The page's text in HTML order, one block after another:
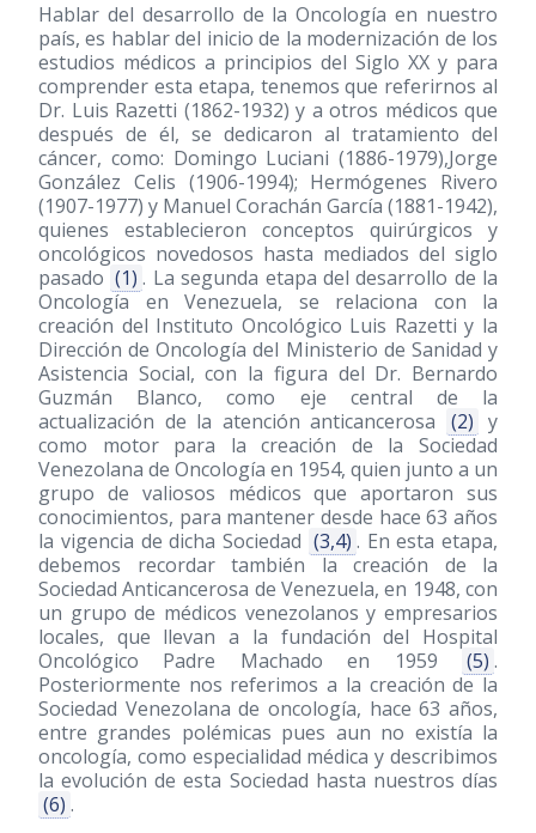
Hablar del desarrollo de la Oncología en nuestro
país, es hablar del inicio de la modernización de los
estudios médicos a principios del Siglo XX y para
comprender esta etapa, tenemos que referirnos al
Dr. Luis Razetti (1862-1932) y a otros médicos que
después de él, se dedicaron al tratamiento del
cáncer, como: Domingo Luciani (1886-1979),Jorge
González Celis (1906-1994); Hermógenes Rivero
(1907-1977) y Manuel Corachán García (1881-1942),
quienes establecieron conceptos quirúrgicos y
oncológicos novedosos hasta mediados del siglo
pasado (1) . La segunda etapa del desarrollo de la
Oncología en Venezuela, se relaciona con la
creación del Instituto Oncológico Luis Razetti y la
Dirección de Oncología del Ministerio de Sanidad y
Asistencia Social, con la figura del Dr. Bernardo
Guzmán Blanco, como eje central de la
actualización de la atención anticancerosa
(2) y
como motor para la creación de la Sociedad
Venezolana de Oncología en 1954, quien junto a un
grupo de valiosos médicos que aportaron sus
conocimientos, para mantener desde hace 63 años
la vigencia de dicha Sociedad (3,4) . En esta etapa,
debemos recordar también la creación de la
Sociedad Anticancerosa de Venezuela, en 1948, con
un grupo de médicos venezolanos y empresarios
locales, que llevan a la fundación del Hospital
Oncológico Padre Machado en 1959
(5) .
Posteriormente nos referimos a la creación de la
Sociedad Venezolana de oncología, hace 63 años,
entre grandes polémicas pues aun no existía la
oncología, como especialidad médica y describimos
la evolución de esta Sociedad hasta nuestros días
(6) .